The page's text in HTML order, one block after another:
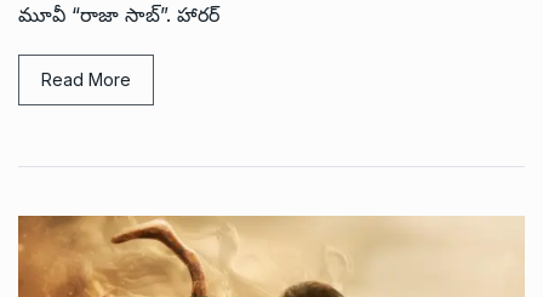
మూవీ “రాజా సాబ్”. హారర్
Read More